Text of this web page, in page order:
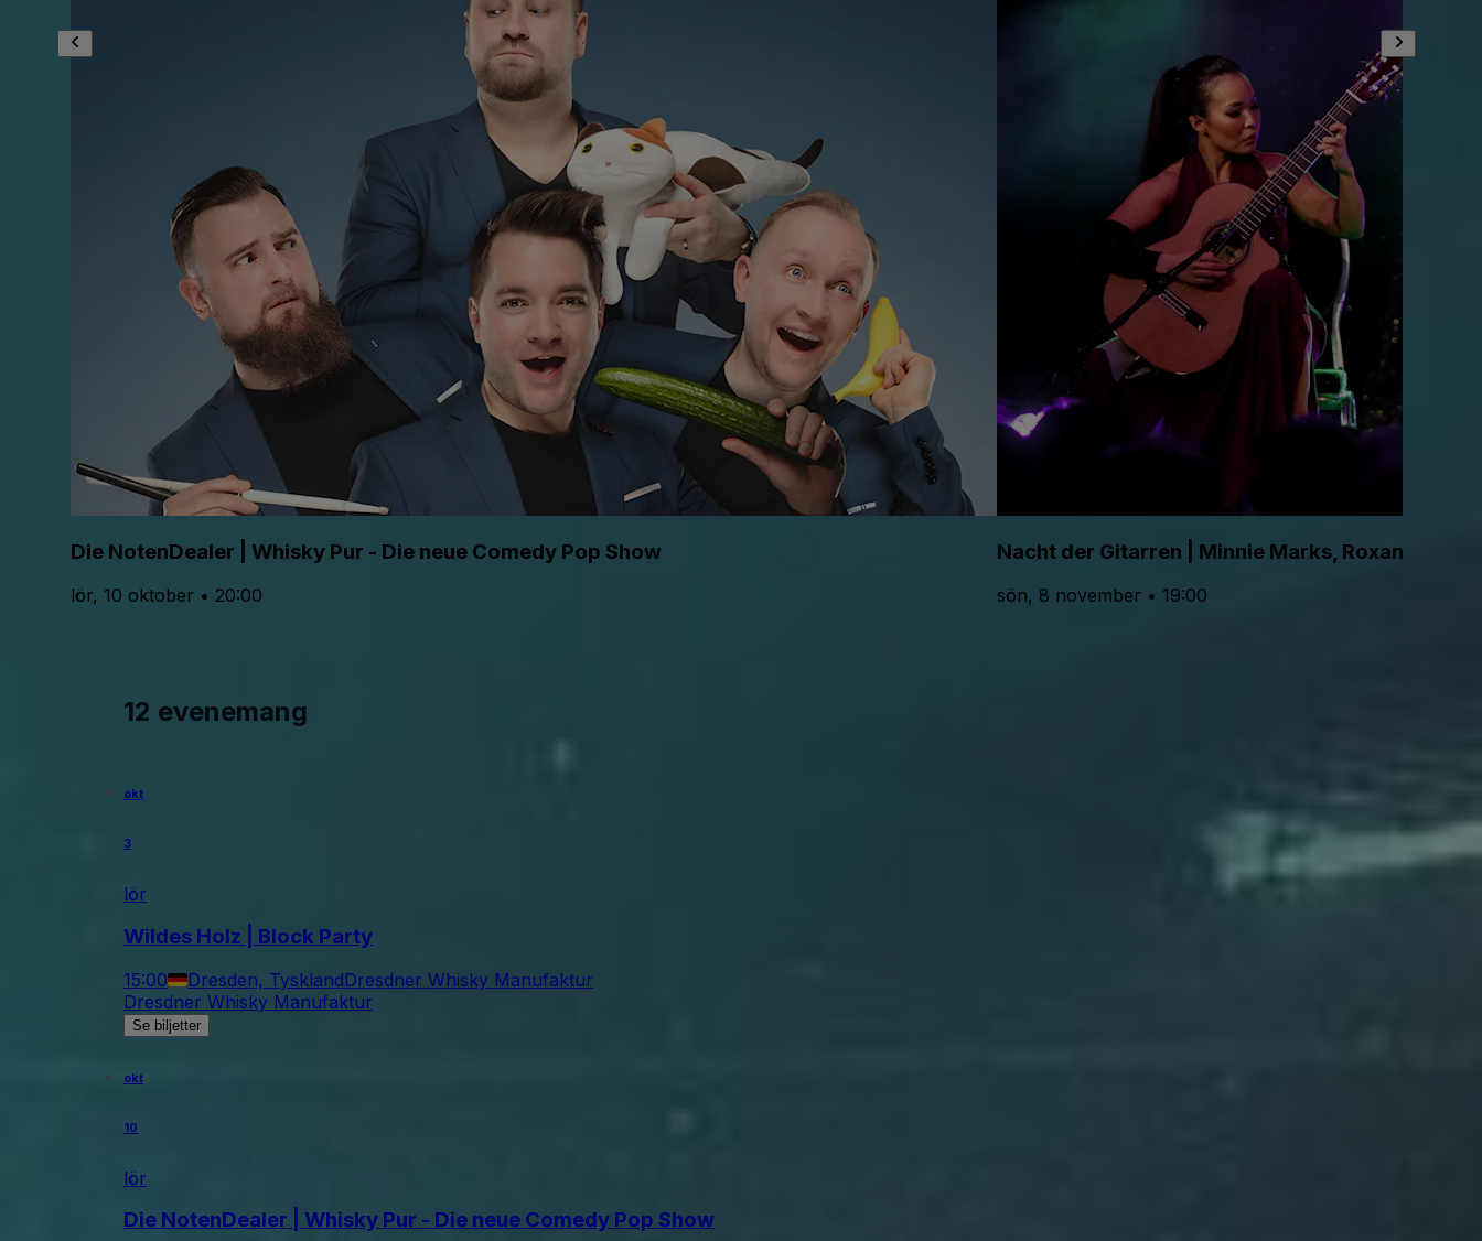
Die NotenDealer | Whisky Pur - Die neue Comedy Pop Show
lör, 10 oktober • 20:00
Nacht der Gitarren | Minnie Marks, Roxane
sön, 8 november • 19:00
12 evenemang
okt
3
lör
Wildes Holz | Block Party
15:00 Dresden, TysklandDresdner Whisky Manufaktur
Dresdner Whisky Manufaktur
Se biljetter
okt
10
lör
Die NotenDealer | Whisky Pur - Die neue Comedy Pop Show